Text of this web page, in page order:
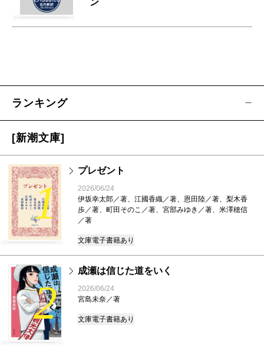
ランキング
[新潮文庫]
1
プレゼント
2026/06/24
伊坂幸太郎／著、江國香織／著、恩田陸／著、梨木香
歩／著、町田そのこ／著、宮部みゆき／著、米澤穂信
／著
文庫電子書籍あり
2
成瀬は信じた道をいく
2026/06/24
宮島未奈／著
文庫電子書籍あり